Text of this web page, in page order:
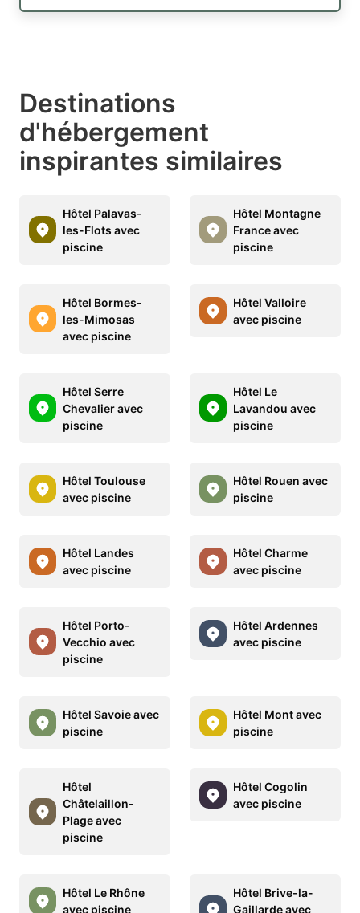
Destinations
d'hébergement
inspirantes similaires
Hôtel Palavas-
les-Flots avec
piscine
Hôtel Montagne
France avec
piscine
Hôtel Bormes-
les-Mimosas
avec piscine
Hôtel Valloire
avec piscine
Hôtel Serre
Chevalier avec
piscine
Hôtel Le
Lavandou avec
piscine
Hôtel Toulouse
avec piscine
Hôtel Rouen avec
piscine
Hôtel Landes
avec piscine
Hôtel Charme
avec piscine
Hôtel Porto-
Vecchio avec
piscine
Hôtel Ardennes
avec piscine
Hôtel Savoie avec
piscine
Hôtel Mont avec
piscine
Hôtel
Châtelaillon-
Plage avec
piscine
Hôtel Cogolin
avec piscine
Hôtel Le Rhône
avec piscine
Hôtel Brive-la-
Gaillarde avec